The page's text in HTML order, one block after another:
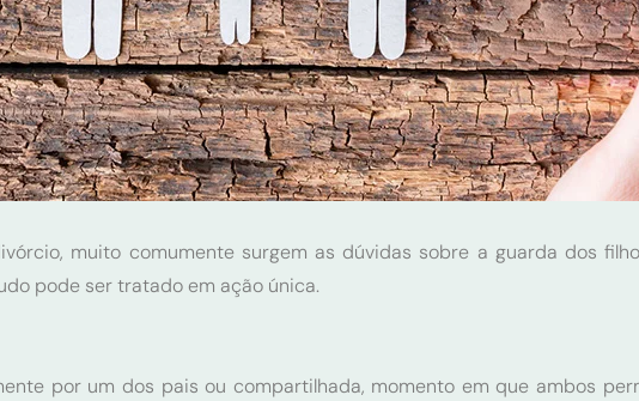
muito comumente surgem as dúvidas sobre a guarda dos
pode ser tratado em ação única.
por um dos pais ou compartilhada, momento em que ambos